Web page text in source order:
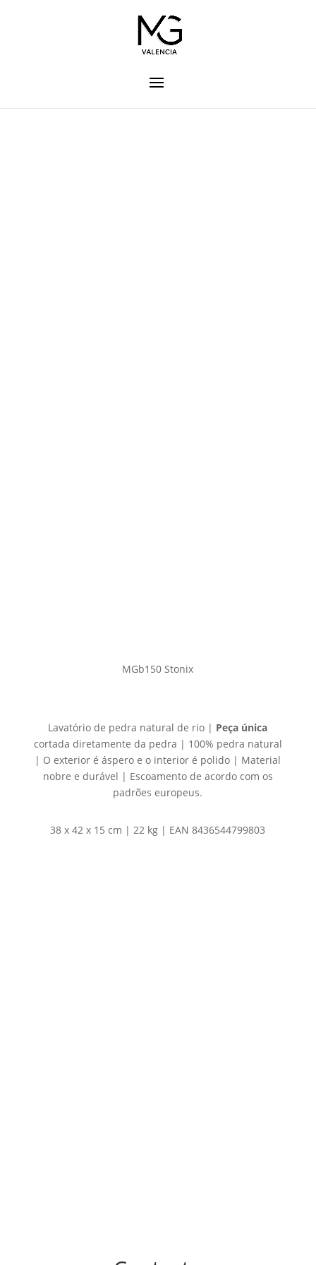
MGb150 Stonix
Lavatório de pedra natural de rio | Peça única
cortada diretamente da pedra | 100% pedra natural
| O exterior é áspero e o interior é polido | Material
nobre e durável | Escoamento de acordo com os
padrões europeus.
38 x 42 x 15 cm | 22 kg | EAN 8436544799803